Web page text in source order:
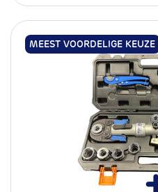
MEEST VOORDELIGE KEUZE